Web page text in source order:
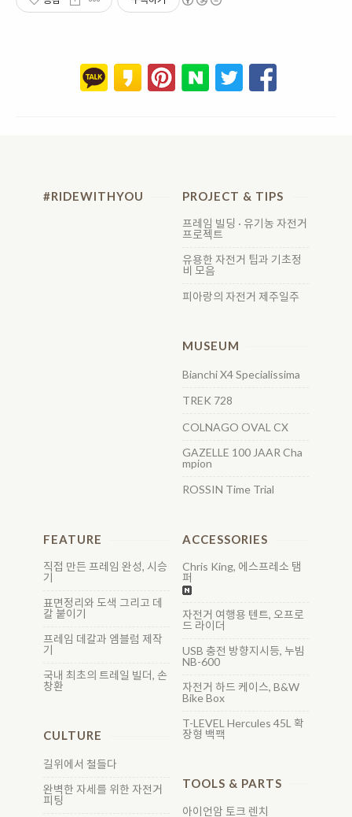
#RIDEWITHYOU PROJECT & TIPS
프레임 빌딩 · 유기농 자전거
프로젝트
유용한 자전거 팁과 기초정
비 모음
피아랑의 자전거 제주일주
MUSEUM
Bianchi X4 Specialissima
TREK 728
COLNAGO OVAL CX
GAZELLE 100 JAAR Cha
mpion
ROSSIN Time Trial
FEATURE
직접 만든 프레임 완성, 시승
기
표면정리와 도색 그리고 데
칼 붙이기
프레임 데칼과 엠블럼 제작
기
국내 최초의 트레일 빌더, 손
창환
CULTURE
길위에서 철들다
완벽한 자세를 위한 자전거
피팅
ACCESSORIES
Chris King, 에스프레소 탬
퍼
자전거 여행용 텐트, 오프로
드 라이더
USB 충전 방향지시등, 누빔
NB-600
자전거 하드 케이스, B&W
Bike Box
T-LEVEL Hercules 45L 확
장형 백팩
TOOLS & PARTS
아이언암 토크 렌치